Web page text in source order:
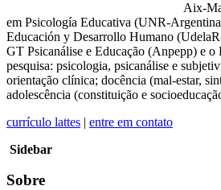
Aix-
em Psicología Educativa (UNR-
Educación y Desarrollo Humano
GT Psicanálise e Educação (Anpepp) e
pesquisa: psicologia, psicanálise e
orientação clínica; docência (mal-estar,
adolescência (constituição e
currículo lattes | entre em contato
Sidebar
Sobre